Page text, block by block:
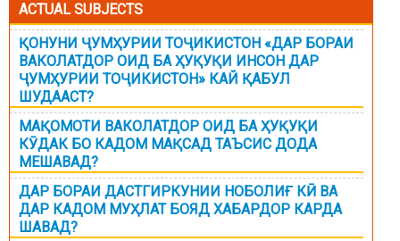
ACTUAL SUBJECTS
ҚОНУНИ ҶУМҲУРИИ ТОҶИКИСТОН «ДАР БОРАИ
ВАКОЛАТДОР ОИД БА ҲУҚУҚИ ИНСОН ДАР
ҶУМҲУРИИ ТОҶИКИСТОН» КАЙ ҚАБУЛ
ШУДААСТ?
МАҚОМОТИ ВАКОЛАТДОР ОИД БА ҲУҚУҚИ
КӮДАК БО КАДОМ МАҚСАД ТАЪСИС ДОДА
МЕШАВАД?
ДАР БОРАИ ДАСТГИРКУНИИ НОБОЛИҒ КӢ ВА
ДАР КАДОМ МУҲЛАТ БОЯД ХАБАРДОР КАРДА
ШАВАД?